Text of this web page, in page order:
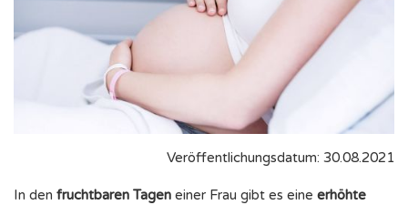
Veröffentlichungsdatum: 30.08.2021
In den fruchtbaren Tagen einer Frau gibt es eine erhöhte